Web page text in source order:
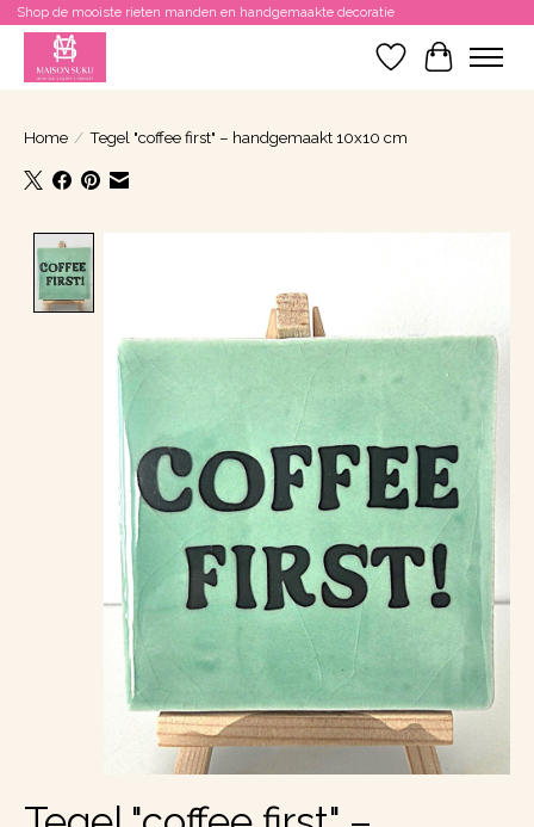
Shop de mooiste rieten manden en handgemaakte decoratie
Verlanglijst
Home / Tegel "coffee first" – handgemaakt 10x10 cm